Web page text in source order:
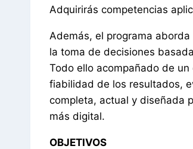
Adquirirás competencias
Además, el programa
la toma de decisiones
Todo ello acompañado de
fiabilidad de los resultados,
completa, actual y diseñada
más digital.
OBJETIVOS